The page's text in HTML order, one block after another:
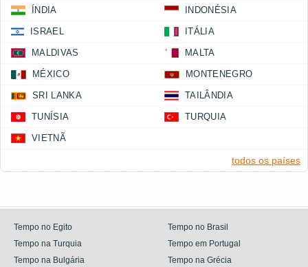
ÍNDIA INDONÉSIA
ISRAEL ITÁLIA
MALDIVAS MALTA
MÉXICO MONTENEGRO
SRI LANKA TAILÂNDIA
TUNÍSIA TURQUIA
VIETNÃ
todos os países
Tempo no Egito
Tempo no Brasil
Tempo na Turquia
Tempo em Portugal
Tempo na Bulgária
Tempo na Grécia